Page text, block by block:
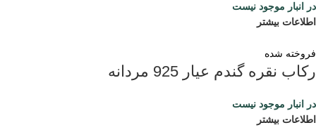
در انبار موجود نیست
اطلاعات بیشتر
فروخته شده
رکاب نقره گندم عیار 925 مردانه
در انبار موجود نیست
اطلاعات بیشتر